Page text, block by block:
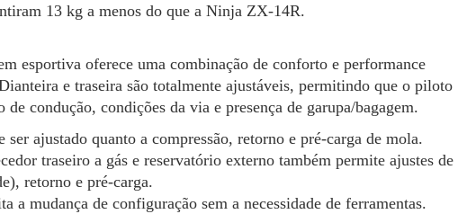
13 kg a menos do que a Ninja ZX-14R.
esportiva oferece uma combinação de conforto e performance
e traseira são totalmente ajustáveis, permitindo que o piloto
condução, condições da via e presença de garupa/bagagem.
ajustado quanto a compressão, retorno e pré-carga de mola.
traseiro a gás e reservatório externo também permite ajustes de
retorno e pré-carga.
a mudança de configuração sem a necessidade de ferramentas.